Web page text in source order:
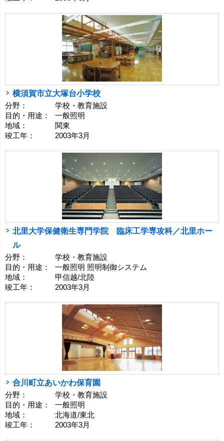
横須賀市立大塚台小学校
分野：
学校・教育施設
目的・用途：
一般照明
地域：
関東
竣工年：
2003年3月
北里大学保健衛生専門学院 臨床工学専攻科／北里ホー
ル
分野：
学校・教育施設
目的・用途：
一般照明 照明制御システム
地域：
甲信越/北陸
竣工年：
2003年3月
合川町立あいかわ保育園
分野：
学校・教育施設
目的・用途：
一般照明
地域：
北海道/東北
竣工年：
2003年3月